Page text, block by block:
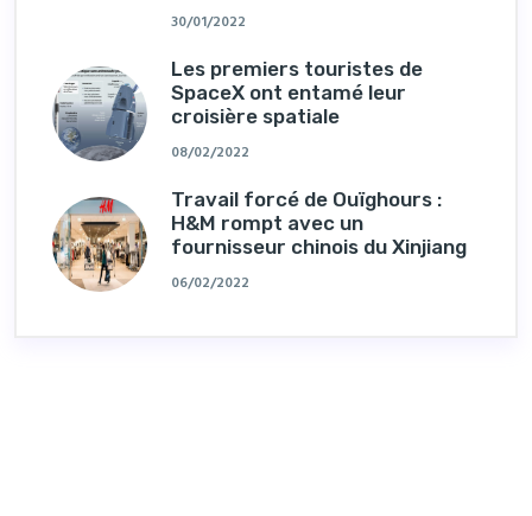
30/01/2022
Les premiers touristes de
SpaceX ont entamé leur
croisière spatiale
08/02/2022
Travail forcé de Ouïghours :
H&M rompt avec un
fournisseur chinois du Xinjiang
06/02/2022